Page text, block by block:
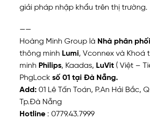
giải pháp nhập khẩu trên thị trường.
——
Hoàng Minh Group là Nhà phân phối
thông minh Lumi, Vconnex và Khoá
minh Philips, Kaadas, LuVit ( Việt –
PhgLock số 01 tại Đà Nẵng.
Add: 01 Lê Tấn Toán, P.An Hải Bắc,
Tp.Đà Nẵng
Hotline : 0779.43.7999